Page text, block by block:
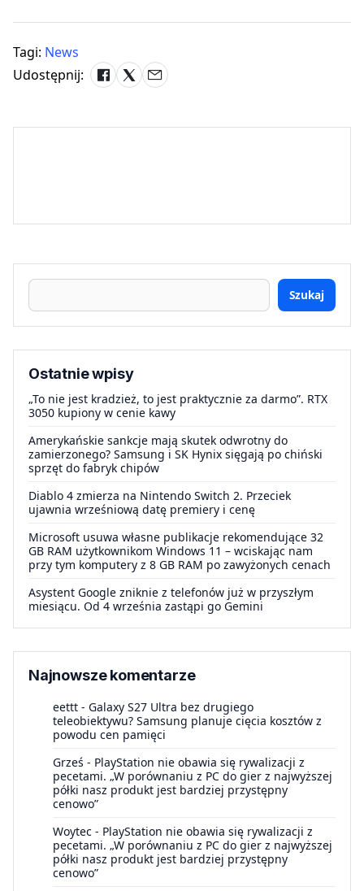
Tagi: News
Udostępnij:
Szukaj
Ostatnie wpisy
„To nie jest kradzież, to jest praktycznie za darmo”. RTX
3050 kupiony w cenie kawy
Amerykańskie sankcje mają skutek odwrotny do
zamierzonego? Samsung i SK Hynix sięgają po chiński
sprzęt do fabryk chipów
Diablo 4 zmierza na Nintendo Switch 2. Przeciek
ujawnia wrześniową datę premiery i cenę
Microsoft usuwa własne publikacje rekomendujące 32
GB RAM użytkownikom Windows 11 – wciskając nam
przy tym komputery z 8 GB RAM po zawyżonych cenach
Asystent Google zniknie z telefonów już w przyszłym
miesiącu. Od 4 września zastąpi go Gemini
Najnowsze komentarze
eettt - Galaxy S27 Ultra bez drugiego
teleobiektywu? Samsung planuje cięcia kosztów z
powodu cen pamięci
Grześ - PlayStation nie obawia się rywalizacji z
pecetami. „W porównaniu z PC do gier z najwyższej
półki nasz produkt jest bardziej przystępny
cenowo”
Woytec - PlayStation nie obawia się rywalizacji z
pecetami. „W porównaniu z PC do gier z najwyższej
półki nasz produkt jest bardziej przystępny
cenowo”